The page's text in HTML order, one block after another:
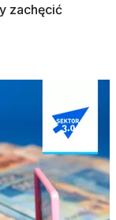
zachęcić